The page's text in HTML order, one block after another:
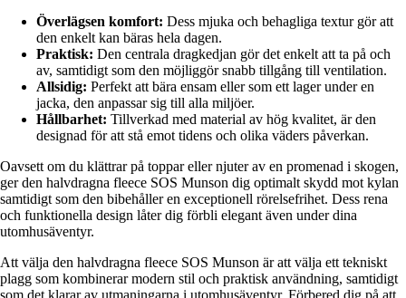
Överlägsen komfort: Dess mjuka och behagliga textur gör att
den enkelt kan bäras hela dagen.
Praktisk: Den centrala dragkedjan gör det enkelt att ta på och
av, samtidigt som den möjliggör snabb tillgång till ventilation.
Allsidig: Perfekt att bära ensam eller som ett lager under en
jacka, den anpassar sig till alla miljöer.
Hållbarhet: Tillverkad med material av hög kvalitet, är den
designad för att stå emot tidens och olika väders påverkan.
Oavsett om du klättrar på toppar eller njuter av en promenad i skogen,
ger den halvdragna fleece SOS Munson dig optimalt skydd mot kylan
samtidigt som den bibehåller en exceptionell rörelsefrihet. Dess rena
och funktionella design låter dig förbli elegant även under dina
utomhusäventyr.
Att välja den halvdragna fleece SOS Munson är att välja ett tekniskt
plagg som kombinerar modern stil och praktisk användning, samtidigt
som det klarar av utmaningarna i utomhusäventyr. Förbered dig på att